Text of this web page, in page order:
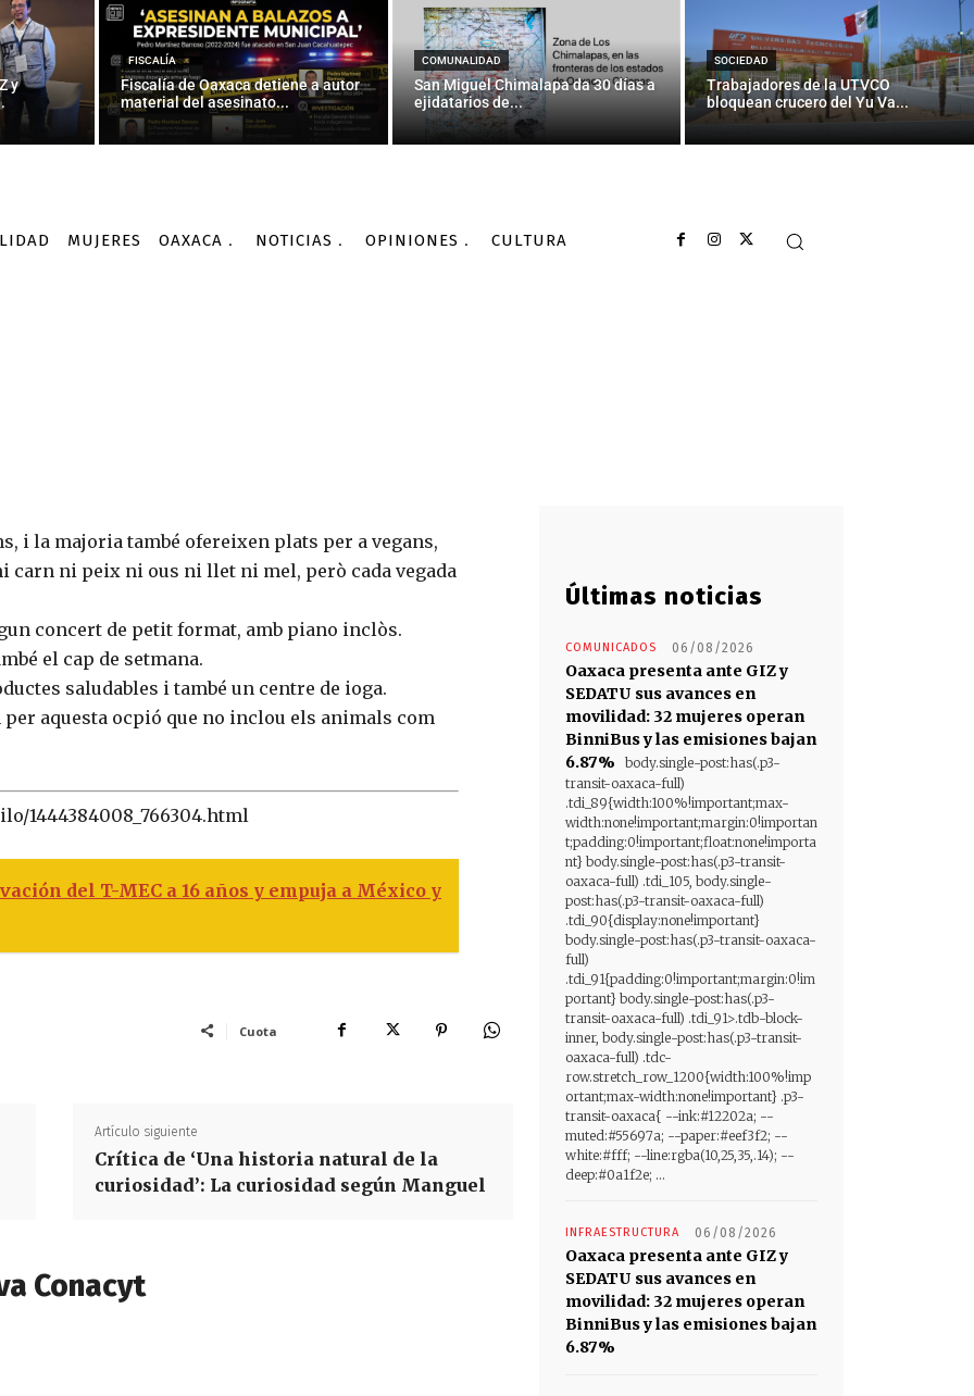
y
FISCALÍA
Fiscalía de Oaxaca detiene a autor
material del asesinato...
COMUNALIDAD
San Miguel Chimalapa da 30 días a
ejidatarios de...
SOCIEDAD
Trabajadores de la UTVCO
bloquean crucero del Yu Va...
MUJERES OAXACA NOTICIAS OPINIONES CULTURA
INTERNACIONALES
vegans a Barcelona
Por AGENCIA INFORMATIVA CONACYT - 09/10/2015
i la majoria també ofereixen plats per a vegans,
carn ni peix ni ous ni llet ni mel, però cada vegada
concert de petit format, amb piano inclòs.
el cap de setmana.
saludables i també un centre de ioga.
aquesta ocpió que no inclou els animals com
1444384008_766304.html
del T-MEC a 16 años y empuja a México y
Cuota
Artículo siguiente
Crítica de ‘Una historia natural de la
curiosidad’: La curiosidad según Manguel
Conacyt
Últimas noticias
COMUNICADOS 06/08/2026
Oaxaca presenta ante GIZ y
SEDATU sus avances en
movilidad: 32 mujeres operan
BinniBus y las emisiones bajan
6.87%
body.single-post:has(.p3-
transit-oaxaca-full)
.tdi_89{width:100%!important;max-
width:none!important;margin:0!importan
t;padding:0!important;float:none!importa
nt} body.single-post:has(.p3-transit-
oaxaca-full) .tdi_105, body.single-
post:has(.p3-transit-oaxaca-full)
.tdi_90{display:none!important}
body.single-post:has(.p3-transit-oaxaca-
full)
.tdi_91{padding:0!important;margin:0!im
portant} body.single-post:has(.p3-
transit-oaxaca-full) .tdi_91>.tdb-block-
inner, body.single-post:has(.p3-transit-
oaxaca-full) .tdc-
row.stretch_row_1200{width:100%!imp
ortant;max-width:none!important} .p3-
transit-oaxaca{ --ink:#12202a; --
muted:#55697a; --paper:#eef3f2; --
white:#fff; --line:rgba(10,25,35,.14); --
deep:#0a1f2e; ...
INFRAESTRUCTURA 06/08/2026
Oaxaca presenta ante GIZ y
SEDATU sus avances en
movilidad: 32 mujeres operan
BinniBus y las emisiones bajan
6.87%